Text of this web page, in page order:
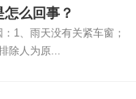
么回事？
1、雨天没有关紧车窗；
除人为原...